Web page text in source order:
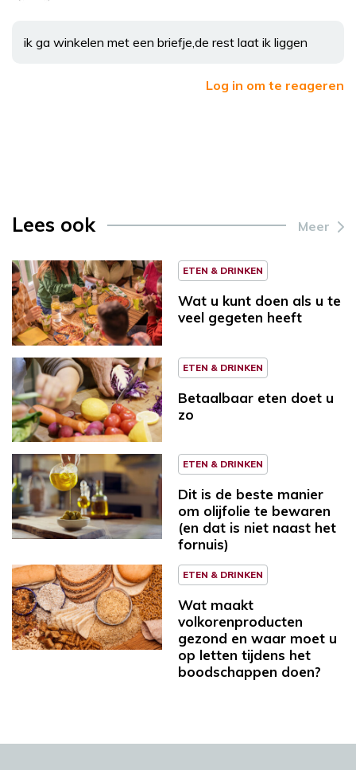
ik ga winkelen met een briefje,de rest laat ik liggen
Log in om te reageren
Lees ook Meer
ETEN & DRINKEN
Wat u kunt doen als u te
veel gegeten heeft
ETEN & DRINKEN
Betaalbaar eten doet u
zo
ETEN & DRINKEN
Dit is de beste manier
om olijfolie te bewaren
(en dat is niet naast het
fornuis)
ETEN & DRINKEN
Wat maakt
volkorenproducten
gezond en waar moet u
op letten tijdens het
boodschappen doen?